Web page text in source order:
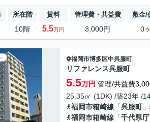
所在階 賃料 管理費・共益費 敷金/
10階 5.5万円 3,000円 0
福岡市博多区中呉服町
リファレンス呉服町
5.5万円 管理/共益費
25.35㎡ (1DK) /築23年 /
福岡市箱崎線 「呉服町
福岡市箱崎線 「千代県庁